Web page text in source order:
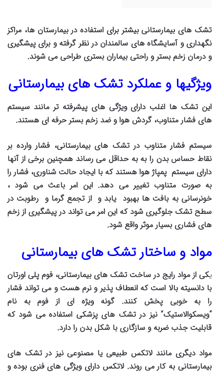
تشک های بیمارستانی بیشتر برای استفاده در بیمارستان ها، مراکز
نگهداری و آسایشگاه های سالمندان در نظر گرفته و برای پیشگیری
و درمان زخم بستر و راحتی بیماران بستری طراحی می شوند.
ویژگیها و عملکرد تشک های بیمارستانی
این تشک ها اغلب دارای ویژگی های پیشرفته تر مانند سیستم
های فشار متناوب، گردش هوا و ضد زخم بستر حرفه ای هستند.
سیستم فشار متناوب در تشک های بیمارستانی، فشار وارده بر
نقاط حساس بدن را به به حداقل می رساند همچنین برخی از آنها
دارای سیستم پمپاژ هوا هستند که با ایجاد حالت شناوری، فشار را
به صورت متناوب تغییر می دهد. این امر باعث می شود ،
خونرسانی به بافت ها بهبود یابد و از تجمع گرما و رطوبت در
سطح تشک جلوگیری شود که این امر می تواند در پیشگیری از زخم
های فشاری بسیار موثر واقع شود.
مواد و ساختار تشک های بیمارستانی
یکی از مواد رایج در ساخت تشک های بیمارستانی، فوم پلی اورتان
با دانسیته بالا است که انعطاف پذیر و نرم هست و می تواند فشار
را به خوبی پخش کنند. گونه ویژه ای از فوم به نام
“ویسکوالاستیک” نیز در تشک های پزشکی استفاده می شود که
قابلیت جذب ضربه و سازگاری با شکل بدن را دارد.
مواد دیگری مانند لاتکس طبیعی یا مصنوعی نیز در تشک های
بیمارستانی به کار می روند. لاتکس دارای ویژگی های فنری بوده و